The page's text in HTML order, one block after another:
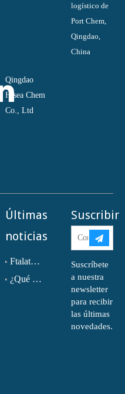
logístico de
Port Chem,
Qingdao,
China
Qingdao
Hisea Chem
Co., Ltd
Últimas
noticias
Ftalato de dioctilo (DOP) CAS NO.:117-81-7
¿Qué es la monoetanolamina (MEA)?
Suscribir
Suscríbete
a nuestra
newsletter
para recibir
las últimas
novedades.